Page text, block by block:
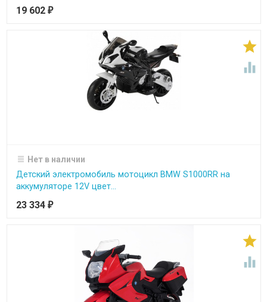
19 602 ₽


Нет в наличии
Детский электромобиль мотоцикл BMW S1000RR на
аккумуляторе 12V цвет...
23 334 ₽

